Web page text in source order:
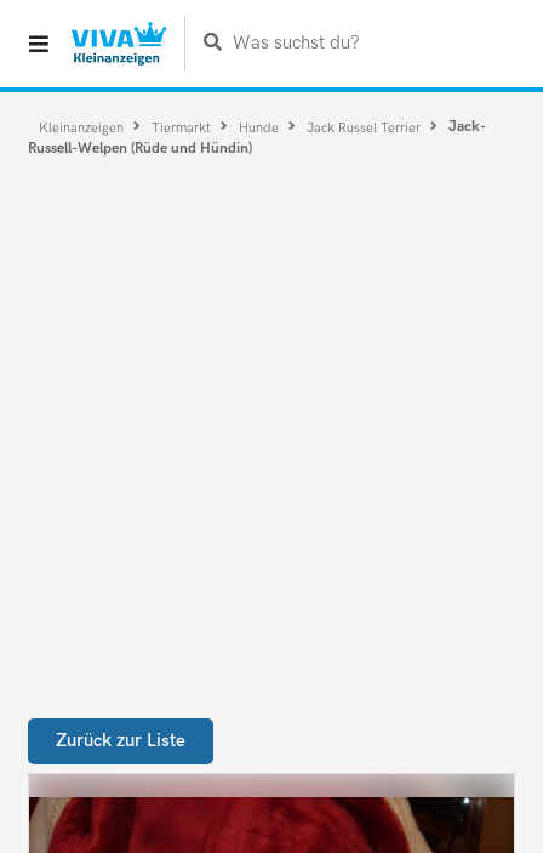
Was suchst du?
Kleinanzeigen Tiermarkt Hunde Jack Russel Terrier
Jack-
Russell-Welpen (Rüde und Hündin)
Zurück zur Liste